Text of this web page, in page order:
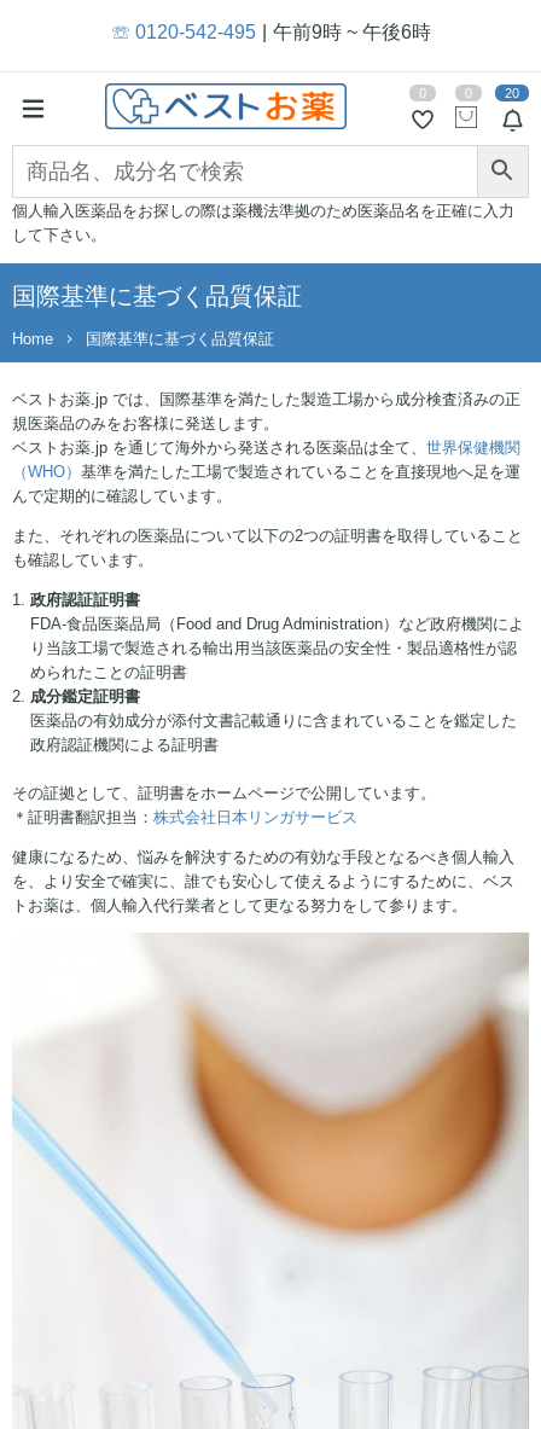
☏ 0120-542-495 午前9時 ~ 午後6時
20
0 0
個人輸入医薬品をお探しの際は薬機法準拠のため医薬品名を正確に入力
して下さい。
国際基準に基づく品質保証
Home 国際基準に基づく品質保証
ベストお薬.jp では、国際基準を満たした製造工場から成分検査済みの正
規医薬品のみをお客様に発送します。
ベストお薬.jp を通じて海外から発送される医薬品は全て、 世界保健機関
（WHO） 基準を満たした工場で製造されていることを直接現地へ足を運
んで定期的に確認しています。
また、それぞれの医薬品について以下の2つの証明書を取得していること
も確認しています。
政府認証証明書
FDA-食品医薬品局（Food and Drug Administration）など政府機関によ
り当該工場で製造される輸出用当該医薬品の安全性・製品適格性が認
められたことの証明書
成分鑑定証明書
医薬品の有効成分が添付文書記載通りに含まれていることを鑑定した
政府認証機関による証明書
その証拠として、証明書をホームページで公開しています。
＊証明書翻訳担当： 株式会社日本リンガサービス
健康になるため、悩みを解決するための有効な手段となるべき個人輸入
を、より安全で確実に、誰でも安心して使えるようにするために、ベス
トお薬は、個人輸入代行業者として更なる努力をして参ります。